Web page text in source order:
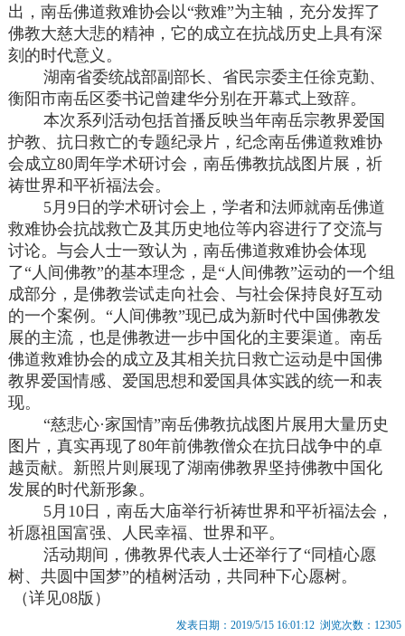
出，南岳佛道救难协会以“救难”为主轴，充分发挥了
佛教大慈大悲的精神，它的成立在抗战历史上具有深
刻的时代意义。
湖南省委统战部副部长、省民宗委主任徐克勤、
衡阳市南岳区委书记曾建华分别在开幕式上致辞。
本次系列活动包括首播反映当年南岳宗教界爱国
护教、抗日救亡的专题纪录片，纪念南岳佛道救难协
会成立80周年学术研讨会，南岳佛教抗战图片展，祈
祷世界和平祈福法会。
5月9日的学术研讨会上，学者和法师就南岳佛道
救难协会抗战救亡及其历史地位等内容进行了交流与
讨论。与会人士一致认为，南岳佛道救难协会体现
了“人间佛教”的基本理念，是“人间佛教”运动的一个组
成部分，是佛教尝试走向社会、与社会保持良好互动
的一个案例。“人间佛教”现已成为新时代中国佛教发
展的主流，也是佛教进一步中国化的主要渠道。南岳
佛道救难协会的成立及其相关抗日救亡运动是中国佛
教界爱国情感、爱国思想和爱国具体实践的统一和表
现。
“慈悲心·家国情”南岳佛教抗战图片展用大量历史
图片，真实再现了80年前佛教僧众在抗日战争中的卓
越贡献。新照片则展现了湖南佛教界坚持佛教中国化
发展的时代新形象。
5月10日，南岳大庙举行祈祷世界和平祈福法会，
祈愿祖国富强、人民幸福、世界和平。
活动期间，佛教界代表人士还举行了“同植心愿
树、共圆中国梦”的植树活动，共同种下心愿树。
（详见08版）
发表日期：2019/5/15 16:01:12 浏览次数：12305